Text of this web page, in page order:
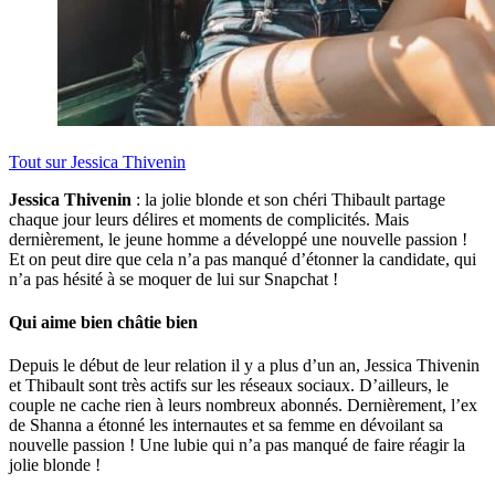
Tout surJessica Thivenin
Jessica Thivenin : la jolie blonde et son chéri Thibault partage
chaque jour leurs délires et moments de complicités. Mais
dernièrement, le jeune homme a développé une nouvelle passion !
Et on peut dire que cela n’a pas manqué d’étonner la candidate, qui
n’a pas hésité à se moquer de lui sur Snapchat !
Qui aime bien châtie bien
Depuis le début de leur relation il y a plus d’un an, Jessica Thivenin
et Thibault sont très actifs sur les réseaux sociaux. D’ailleurs, le
couple ne cache rien à leurs nombreux abonnés. Dernièrement, l’ex
de Shanna a étonné les internautes et sa femme en dévoilant sa
nouvelle passion ! Une lubie qui n’a pas manqué de faire réagir la
jolie blonde !